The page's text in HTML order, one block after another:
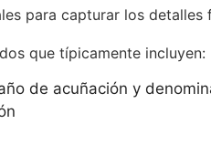
para capturar los
que típicamente incluyen:
de acuñación y